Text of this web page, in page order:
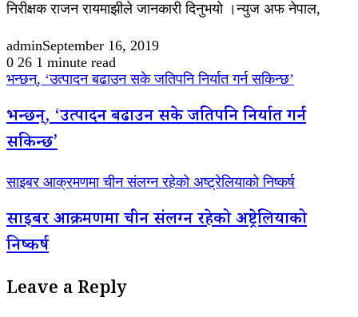
निरीक्षक राजन रायमाझीले जानकारी दिनुभयो ।न्युज अफ नेपाल,
adminSeptember 16, 2019
0 26 1 minute read
भन्छन्, ‘उत्पादन बढाउन सके जतिपनि निर्यात गर्न सकिन्छ’
भन्छन्, ‘उत्पादन बढाउन सके जतिपनि निर्यात गर्न
सकिन्छ’
साइबर आक्रमणमा चीन संलग्न रहेको अष्ट्रेलियाको निष्कर्ष
साइबर आक्रमणमा चीन संलग्न रहेको अष्ट्रेलियाको
निष्कर्ष
Leave a Reply